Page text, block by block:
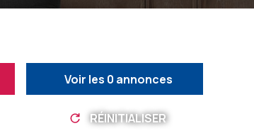
Voir les 0 annonces
RÉINITIALISER